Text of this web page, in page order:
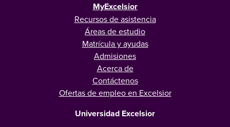
MyExcelsior
Recursos de asistencia
Áreas de estudio
Matrícula y ayudas
Admisiones
Acerca de
Contáctenos
Ofertas de empleo en Excelsior
Universidad Excelsior